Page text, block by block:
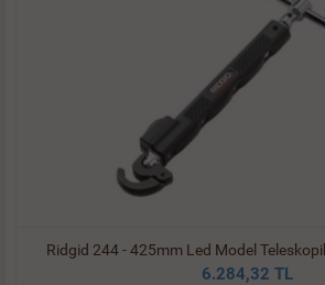
Ridgid 244 - 425mm Led Model
6.284,32 TL